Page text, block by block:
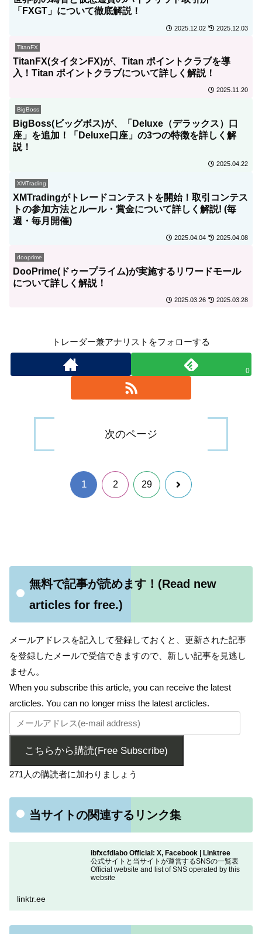
「FXGT」について徹底解説！
2025.12.02 2025.12.03
TitanFX
TitanFX(タイタンFX)が、Titan ポイントクラブを導
入！Titan ポイントクラブについて詳しく解説！
2025.11.20
BigBoss
BigBoss(ビッグボス)が、「Deluxe（デラックス）口
座」を追加！「Deluxe口座」の3つの特徴を詳しく解
説！
2025.04.22
XMTrading
XMTradingがトレードコンテストを開始！取引コンテス
トの参加方法とルール・賞金について詳しく解説! (毎
週・毎月開催)
2025.04.04 2025.04.08
dooprime
DooPrime(ドゥープライム)が実施するリワードモール
について詳しく解説！
2025.03.26 2025.03.28
トレーダー兼アナリストをフォローする
0
次のページ
1 2 29 次
無料で記事が読めます！(Read new
articles for free.)
メールアドレスを記入して登録しておくと、更新された記事
を登録したメールで受信できますので、新しい記事を見逃し
ません。
When you subscribe this article, you can receive the latest
arcticles. You can no longer miss the latest arcticles.
こちらから購読(Free Subscribe)
271人の購読者に加わりましょう
当サイトの関連するリンク集
ibfxcfdlabo Official: X, Facebook | Linktree
公式サイトと当サイトが運営するSNSの一覧表
Official website and list of SNS operated by this
website
linktr.ee